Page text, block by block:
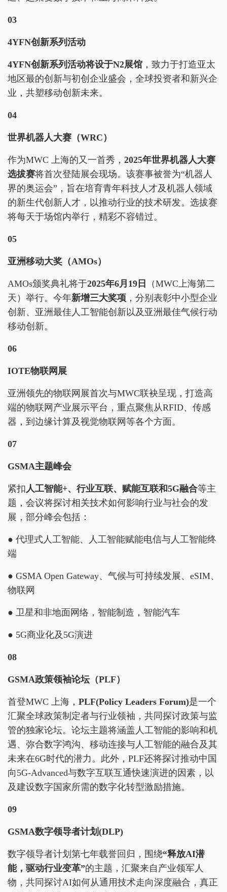
03
4YFN创新系列活动
4YFN创新系列活动将设于N2展馆 ，致力于打造亚太
地区最的创新与初创企业盛会，全球投资者和新兴企
业，共塑移动创新未来。
04
世界机器人大赛（WRC）
作为MWC 上海的又一首秀， 2025年世界机器人大赛
选拔赛将首次登陆展会现场。该赛事被誉为“机器人
界的奥运会”，旨在培育青年科技人才及机器人领域
的新生代创新人才，以推动行业的技术研发。选拔赛
将每天于场馆内举行，精彩不容错过。
05
亚洲移动大奖（AMOs）
AMOs颁奖典礼将于2025年6月19日
（MWC上海第二
天）举行。今年新增三大奖项 ，分别表彰中小型企业
创新、亚洲最佳人工智能创新以及亚洲最佳气候行动
移动创新。
06
IOTE物联网展
亚洲领先的物联网展首次与MWC联袂呈现，打造高
端的物联网产业展示平台，重点聚焦从RFID、传感
器，到边缘计算及视觉物联网等各个方面。
07
GSMA主题峰会
紧扣人工智能+、行业互联、赋能互联和5G融合等主
题，会议将探讨相关技术如何影响行业与社会的发
展，部分峰会包括：
● 代理式人工智能、人工智能赋能电信与人工智能终
端
● GSMA Open Gateway、气候与可持续发展、eSIM、
物联网
● 卫星和非地面网络，智能制造，智能汽车
● 5G商业化及5G演进
08
GSMA政策领袖论坛（PLF）
首登MWC 上海， PLF(Policy Leaders Forum)是一个
汇聚全球政策制定者与行业领袖，共同探讨政策与监
管的独家论坛。论坛主题将涵盖人工智能的影响和机
遇、弥合数字鸿沟、移动连接与人工智能的融合及其
未来在6G时代的潜力。此外，PLF还将探讨推动中国
向5G-Advanced与数字互联互通快速演进的因素，以
及建设数字国家所需的数字化转型激励措施。
09
GSMA数字领导者计划(DLP)
数字领导者计划第七年载誉回归，围绕“释放AI潜
能，驱动行业变革”的主题，汇聚来自产业领军人
物，共同探讨AI如何从通用技术走向深度融合，真正